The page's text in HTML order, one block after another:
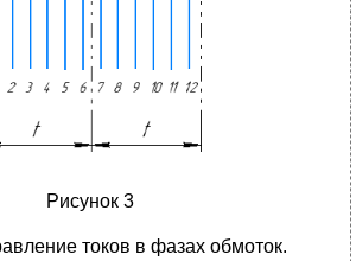
Рисунок 3
токов в фазах обмоток.